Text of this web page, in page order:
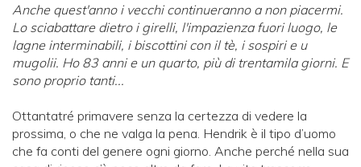
Anche quest'anno i vecchi continueranno a non piacermi.
Lo sciabattare dietro i girelli, l'impazienza fuori luogo, le
lagne interminabili, i biscottini con il tè, i sospiri e u
mugolii. Ho 83 anni e un quarto, più di trentamila giorni. E
sono proprio tanti...
Ottantatré primavere senza la certezza di vedere la
prossima, o che ne valga la pena. Hendrik è il tipo d’uomo
che fa conti del genere ogni giorno. Anche perché nella sua